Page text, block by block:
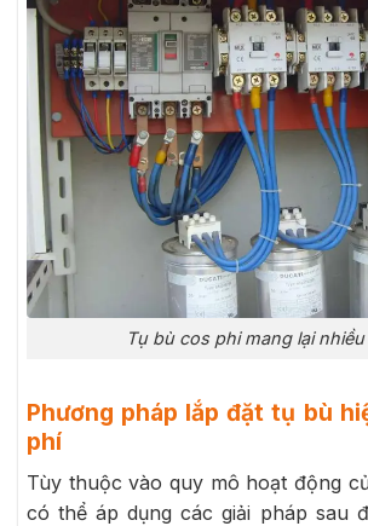
Tụ bù cos phi mang lại
Phương pháp lắp đặt tụ bù
phí
Tùy thuộc vào quy mô hoạt động
có thể áp dụng các giải pháp sau